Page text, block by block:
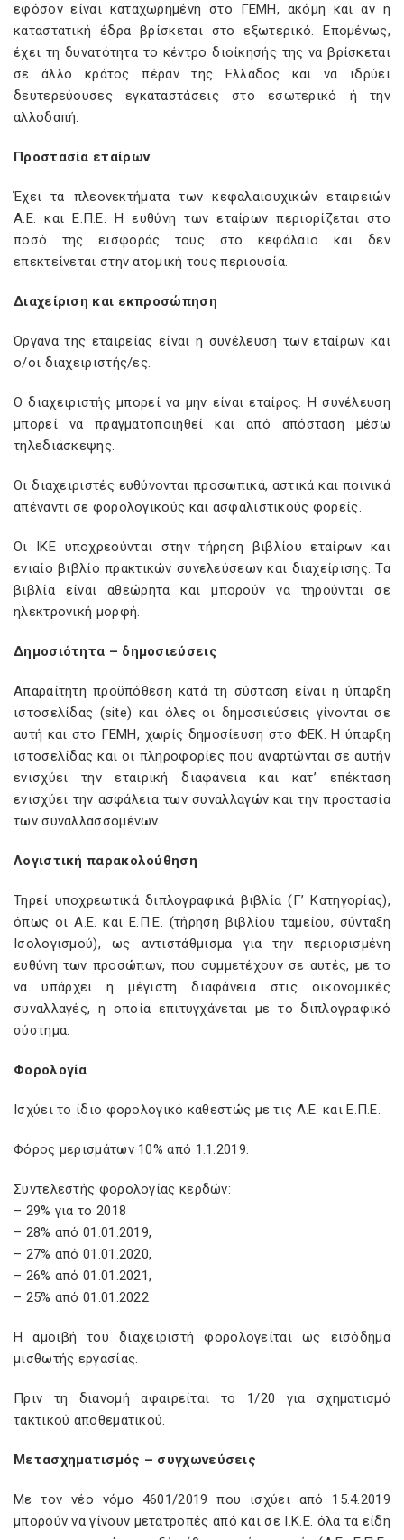
εφόσον είναι καταχωρημένη στο ΓΕΜΗ, ακόμη και αν η
καταστατική έδρα βρίσκεται στο εξωτερικό. Επομένως,
έχει τη δυνατότητα το κέντρο διοίκησής της να βρίσκεται
σε άλλο κράτος πέραν της Ελλάδος και να ιδρύει
δευτερεύουσες εγκαταστάσεις στο εσωτερικό ή την
αλλοδαπή.
Προστασία εταίρων
Έχει τα πλεονεκτήματα των κεφαλαιουχικών εταιρειών
Α.Ε. και Ε.Π.Ε. Η ευθύνη των εταίρων περιορίζεται στο
ποσό της εισφοράς τους στο κεφάλαιο και δεν
επεκτείνεται στην ατομική τους περιουσία.
Διαχείριση και εκπροσώπηση
Όργανα της εταιρείας είναι η συνέλευση των εταίρων και
ο/οι διαχειριστής/ες.
Ο διαχειριστής μπορεί να μην είναι εταίρος. Η συνέλευση
μπορεί να πραγματοποιηθεί και από απόσταση μέσω
τηλεδιάσκεψης.
Οι διαχειριστές ευθύνονται προσωπικά, αστικά και ποινικά
απέναντι σε φορολογικούς και ασφαλιστικούς φορείς.
Οι ΙΚΕ υποχρεούνται στην τήρηση βιβλίου εταίρων και
ενιαίο βιβλίο πρακτικών συνελεύσεων και διαχείρισης. Τα
βιβλία είναι αθεώρητα και μπορούν να τηρούνται σε
ηλεκτρονική μορφή.
Δημοσιότητα – δημοσιεύσεις
Απαραίτητη προϋπόθεση κατά τη σύσταση είναι η ύπαρξη
ιστοσελίδας (site) και όλες οι δημοσιεύσεις γίνονται σε
αυτή και στο ΓΕΜΗ, χωρίς δημοσίευση στο ΦΕΚ. Η ύπαρξη
ιστοσελίδας και οι πληροφορίες που αναρτώνται σε αυτήν
ενισχύει την εταιρική διαφάνεια και κατ’ επέκταση
ενισχύει την ασφάλεια των συναλλαγών και την προστασία
των συναλλασσομένων.
Λογιστική παρακολούθηση
Τηρεί υποχρεωτικά διπλογραφικά βιβλία (Γ’ Κατηγορίας),
όπως οι Α.Ε. και Ε.Π.Ε. (τήρηση βιβλίου ταμείου, σύνταξη
Ισολογισμού), ως αντιστάθμισμα για την περιορισμένη
ευθύνη των προσώπων, που συμμετέχουν σε αυτές, με το
να υπάρχει η μέγιστη διαφάνεια στις οικονομικές
συναλλαγές, η οποία επιτυγχάνεται με το διπλογραφικό
σύστημα.
Φορολογία
Ισχύει το ίδιο φορολογικό καθεστώς με τις Α.Ε. και Ε.Π.Ε.
Φόρος μερισμάτων 10% από 1.1.2019.
Συντελεστής φορολογίας κερδών:
– 29% για το 2018
– 28% από 01.01.2019,
– 27% από 01.01.2020,
– 26% από 01.01.2021,
– 25% από 01.01.2022
Η αμοιβή του διαχειριστή φορολογείται ως εισόδημα
μισθωτής εργασίας.
Πριν τη διανομή αφαιρείται το 1/20 για σχηματισμό
τακτικού αποθεματικού.
Μετασχηματισμός – συγχωνεύσεις
Με τον νέο νόμο 4601/2019 που ισχύει από 15.4.2019
μπορούν να γίνουν μετατροπές από και σε Ι.Κ.Ε. όλα τα είδη